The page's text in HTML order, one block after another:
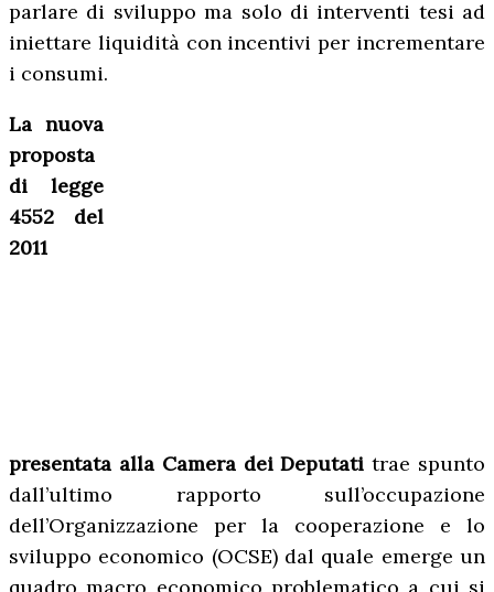
parlare di sviluppo ma solo di interventi tesi ad
iniettare liquidità con incentivi per incrementare
i consumi.
La nuova
proposta
di legge
4552 del
2011
presentata alla Camera dei Deputatitrae spunto
dall’ultimo rapporto sull’occupazione
dell’Organizzazione per la cooperazione e lo
sviluppo economico (OCSE) dal quale emerge un
quadro macro economico problematico a cui si